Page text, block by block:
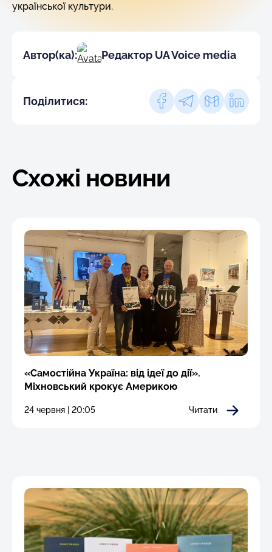
української культури.
Автор(ка): Редактор UA Voice media
Поділитися:
Схожі новини
«Самостійна Україна: від ідеї до дії».
Міхновський крокує Америкою
24 червня | 20:05 Читати